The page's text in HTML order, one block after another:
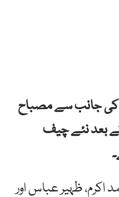
کی جانب سے مصباح
بعد نئے چیف
اکرم، ظہیر عباس اور